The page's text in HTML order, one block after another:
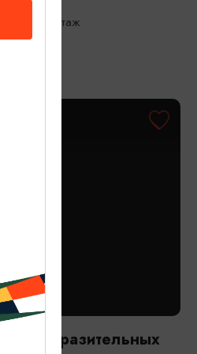
59Б, 2 этаж
Изобразительных